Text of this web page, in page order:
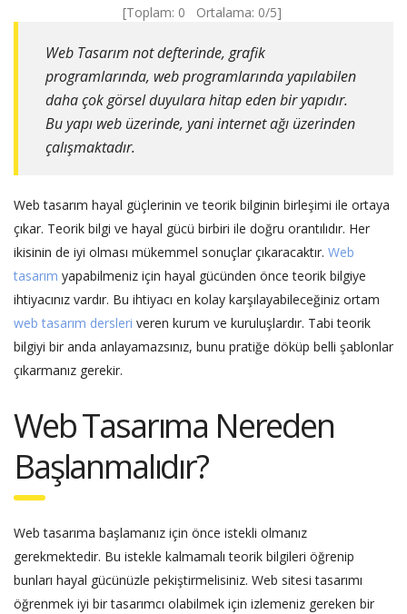
[Toplam: 0 Ortalama: 0/5]
Web Tasarım not defterinde, grafik
programlarında, web programlarında yapılabilen
daha çok görsel duyulara hitap eden bir yapıdır.
Bu yapı web üzerinde, yani internet ağı üzerinden
çalışmaktadır.
Web tasarım hayal güçlerinin ve teorik bilginin birleşimi ile ortaya
çıkar. Teorik bilgi ve hayal gücü birbiri ile doğru orantılıdır. Her
ikisinin de iyi olması mükemmel sonuçlar çıkaracaktır. Web
tasarım yapabilmeniz için hayal gücünden önce teorik bilgiye
ihtiyacınız vardır. Bu ihtiyacı en kolay karşılayabileceğiniz ortam
web tasarım dersleri veren kurum ve kuruluşlardır. Tabi teorik
bilgiyi bir anda anlayamazsınız, bunu pratiğe döküp belli şablonlar
çıkarmanız gerekir.
Web Tasarıma Nereden
Başlanmalıdır?
Web tasarıma başlamanız için önce istekli olmanız
gerekmektedir. Bu istekle kalmamalı teorik bilgileri öğrenip
bunları hayal gücünüzle pekiştirmelisiniz. Web sitesi tasarımı
öğrenmek iyi bir tasarımcı olabilmek için izlemeniz gereken bir